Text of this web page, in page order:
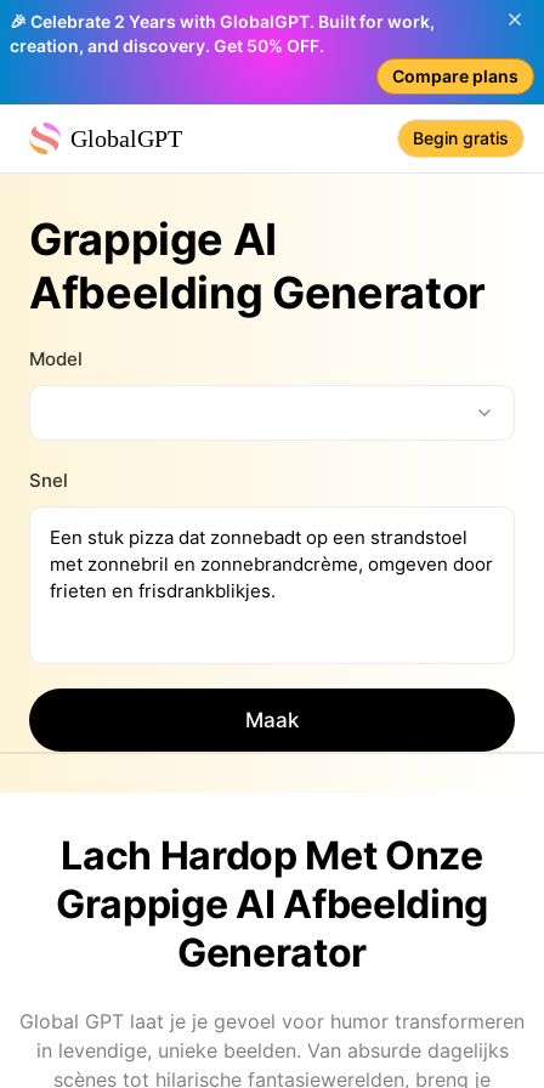
🎉 Celebrate 2 Years with GlobalGPT. Built for work,
creation, and discovery. Get 50% OFF.
Compare plans
GlobalGPT Begin gratis
Grappige AI
Afbeelding Generator
Model
Snel
Maak
Lach Hardop Met Onze
Grappige AI Afbeelding
Generator
Global GPT laat je je gevoel voor humor transformeren
in levendige, unieke beelden. Van absurde dagelijks
scènes tot hilarische fantasiewerelden, breng je